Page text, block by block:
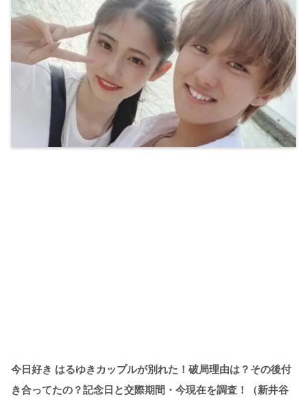
今日好き はるゆきカップルが別れた！破局理由は？その後付
き合ってたの？記念日と交際期間・今現在を調査！（新井谷